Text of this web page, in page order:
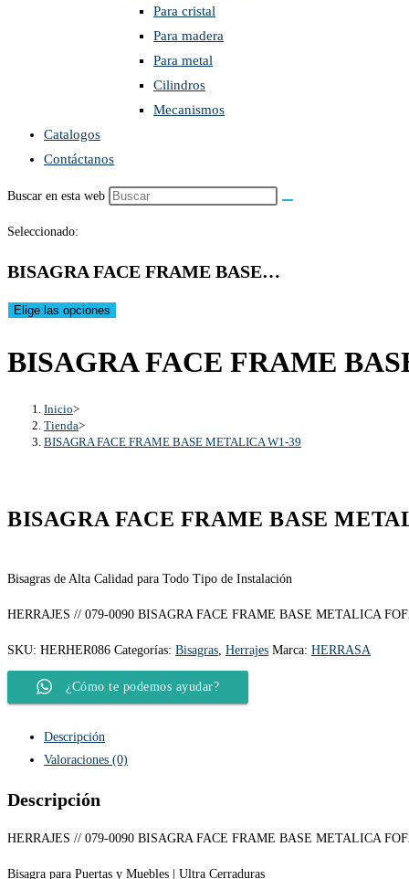
Para cristal
Para madera
Para metal
Cilindros
Mecanismos
Catalogos
Contáctanos
Buscar en esta web
Seleccionado:
BISAGRA FACE FRAME BASE…
Elige las opciones
BISAGRA FACE FRAME
Inicio>
Tienda>
BISAGRA FACE FRAME BASE METALICA W1-39
BISAGRA FACE FRAME BASE
Bisagras de Alta Calidad para Todo Tipo de Instalación
HERRAJES // 079-0090 BISAGRA FACE FRAME BASE METALICA
SKU: HERHER086 Categorías: Bisagras Herrajes Marca: HERRASA
¿Cómo te podemos ayudar?
Descripción
Valoraciones (0)
Descripción
HERRAJES // 079-0090 BISAGRA FACE FRAME BASE METALICA
Bisagra para Puertas y Muebles | Ultra Cerraduras